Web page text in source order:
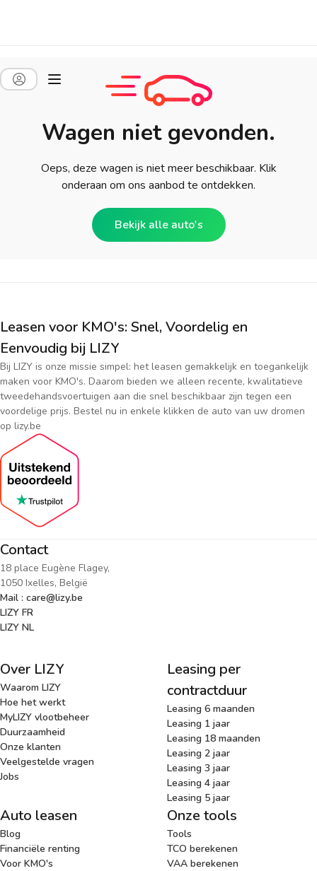
Wagen niet gevonden.
Oeps, deze wagen is niet meer beschikbaar. Klik
onderaan om ons aanbod te ontdekken.
Bekijk alle auto's
Leasen voor KMO's: Snel, Voordelig en
Eenvoudig bij LIZY
Bij LIZY is onze missie simpel: het leasen gemakkelijk en toegankelijk
maken voor KMO's. Daarom bieden we alleen recente, kwalitatieve
tweedehandsvoertuigen aan die snel beschikbaar zijn tegen een
voordelige prijs. Bestel nu in enkele klikken de auto van uw dromen
op lizy.be
Contact
18 place Eugène Flagey,
1050 Ixelles, België
Mail : care@lizy.be
LIZY FR
LIZY NL
Over LIZY
Waarom LIZY
Hoe het werkt
MyLIZY vlootbeheer
Duurzaamheid
Onze klanten
Veelgestelde vragen
Jobs
Leasing per
contractduur
Leasing 6 maanden
Leasing 1 jaar
Leasing 18 maanden
Leasing 2 jaar
Leasing 3 jaar
Leasing 4 jaar
Leasing 5 jaar
Auto leasen
Blog
Financiële renting
Voor KMO's
Onze tools
Tools
TCO berekenen
VAA berekenen